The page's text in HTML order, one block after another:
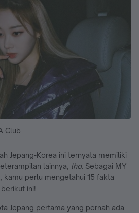
Club
Jepang-Korea ini ternyata memiliki
lainnya, lho. Sebagai MY
kamu perlu mengetahui 15 fakta
ini!
Jepang pertama yang pernah ada